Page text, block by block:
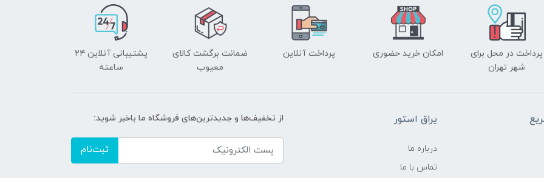
پرداخت در محل برای
شهر تهران
امکان خرید حضوری پرداخت آنلاین
ضمانت برگشت کالای
معیوب
پشتیبانی آنلاین ۲۴
ساعته
یراق استور
درباره ما
تماس با ما
از تخفیف‌ها و جدیدترین‌های فروشگاه ما باخبر شوید:
ثبت‌نام